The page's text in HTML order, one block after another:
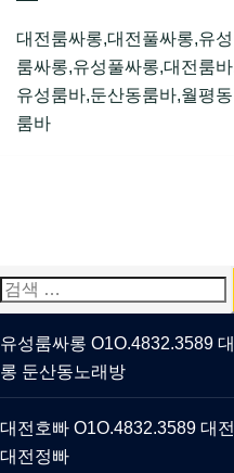
대전룸싸롱,대전풀싸롱,유성
룸싸롱,유성풀싸롱,대전룸
유성룸바,둔산동룸바,월평동
룸바
검
색:
유성룸싸롱 O1O.4832.3589
롱 둔산동노래방
대전호빠 O1O.4832.3589 대
대전정빠